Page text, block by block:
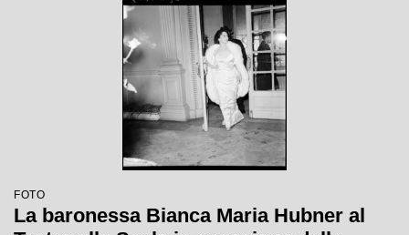
FOTO
La baronessa Bianca Maria Hubner al